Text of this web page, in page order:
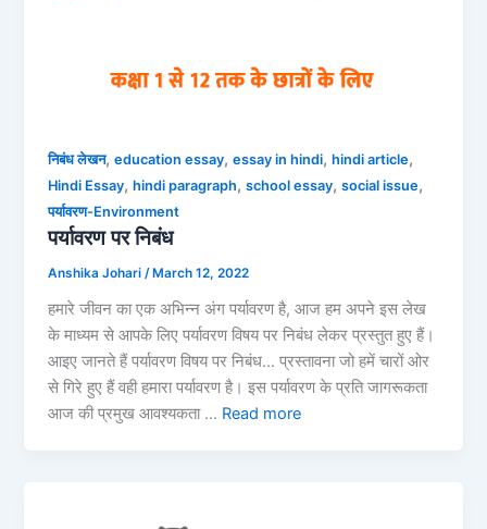
निबंध लेखन,education essay,essay in hindi,hindi article,
Hindi Essay,hindi paragraph,school essay,social issue,
पर्यावरण-Environment
पर्यावरण पर निबंध
Anshika Johari /March 12, 2022
हमारे जीवन का एक अभिन्न अंग पर्यावरण है, आज हम अपने इस लेख
के माध्यम से आपके लिए पर्यावरण विषय पर निबंध लेकर प्रस्तुत हुए हैं।
आइए जानते हैं पर्यावरण विषय पर निबंध… प्रस्तावना जो हमें चारों ओर
से गिरे हुए हैं वही हमारा पर्यावरण है। इस पर्यावरण के प्रति जागरूकता
आज की प्रमुख आवश्यकता … Read more